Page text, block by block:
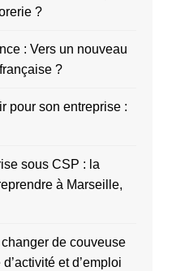
?
: Vers un nouveau
?
pour son entreprise :
sous CSP : la
à Marseille,
de couveuse
et d’emploi